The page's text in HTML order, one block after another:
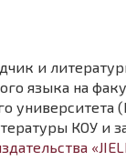
и
языка на
университета
КОУ и